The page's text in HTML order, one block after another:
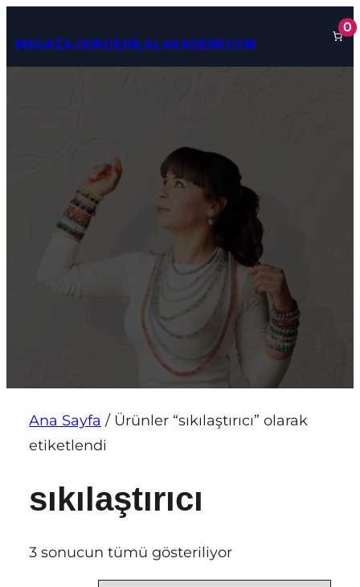
geç
MAGAZA.GOKCEHİLALAKADEMİ.COM
0
Ana Sayfa / Ürünler “sıkılaştırıcı” olarak
etiketlendi
sıkılaştırıcı
3 sonucun tümü gösteriliyor